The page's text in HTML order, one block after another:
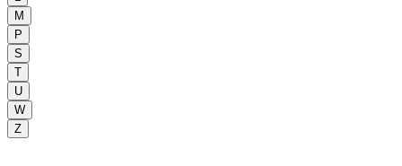
M
P
S
T
U
W
Z